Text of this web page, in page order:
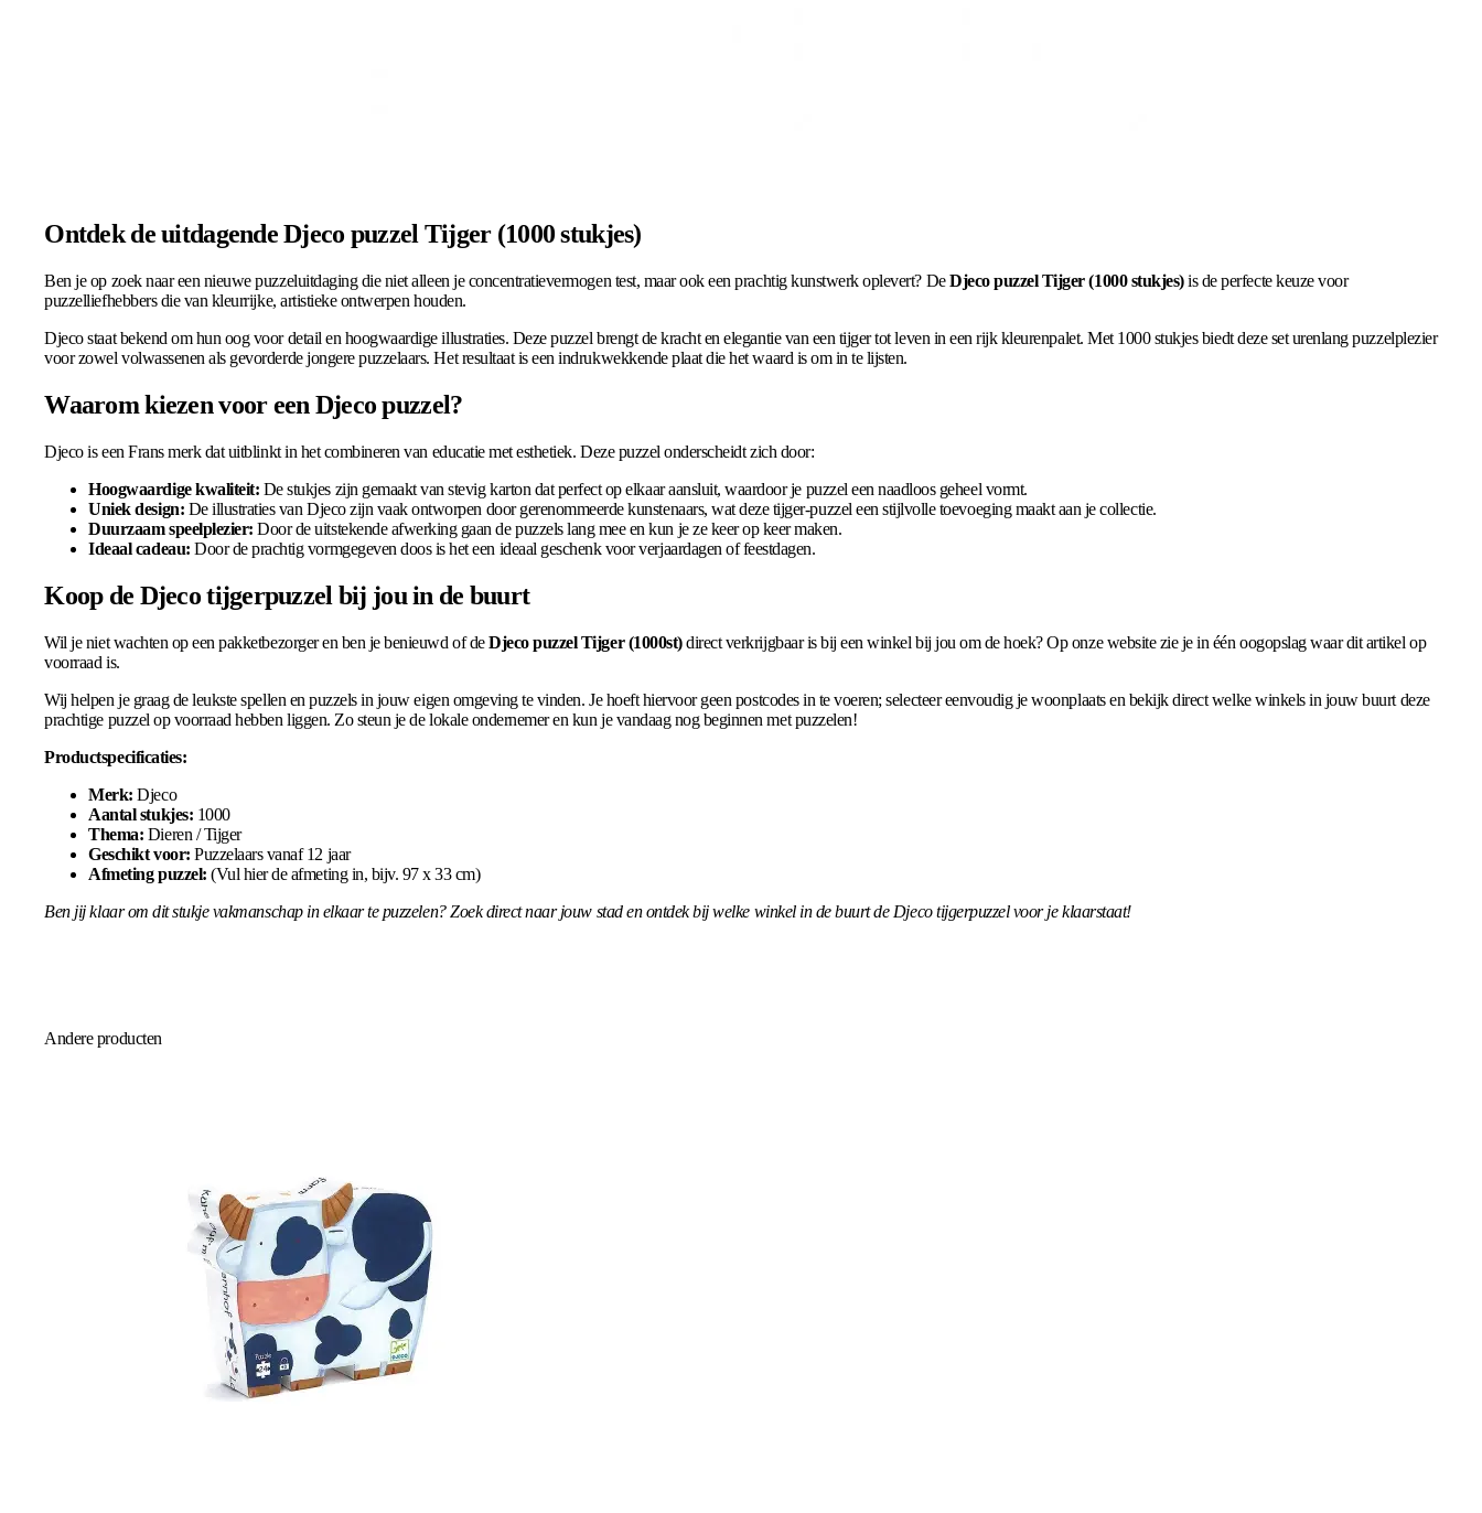
Ontdek de uitdagende Djeco puzzel Tijger (1000 stukjes)
Ben je op zoek naar een nieuwe puzzeluitdaging die niet alleen je concentratievermogen test, maar ook een prachtig kunstwerk oplevert? DeDjeco puzzel Tijger (1000 stukjes)is de perfecte keuze voor
puzzelliefhebbers die van kleurrijke, artistieke ontwerpen houden.
Djeco staat bekend om hun oog voor detail en hoogwaardige illustraties. Deze puzzel brengt de kracht en elegantie van een tijger tot leven in een rijk kleurenpalet. Met 1000 stukjes biedt deze set urenlang puzzelplezier
voor zowel volwassenen als gevorderde jongere puzzelaars. Het resultaat is een indrukwekkende plaat die het waard is om in te lijsten.
Waarom kiezen voor een Djeco puzzel?
Djeco is een Frans merk dat uitblinkt in het combineren van educatie met esthetiek. Deze puzzel onderscheidt zich door:
Hoogwaardige kwaliteit: De stukjes zijn gemaakt van stevig karton dat perfect op elkaar aansluit, waardoor je puzzel een naadloos geheel vormt.
Uniek design: De illustraties van Djeco zijn vaak ontworpen door gerenommeerde kunstenaars, wat deze tijger-puzzel een stijlvolle toevoeging maakt aan je collectie.
Duurzaam speelplezier: Door de uitstekende afwerking gaan de puzzels lang mee en kun je ze keer op keer maken.
Ideaal cadeau: Door de prachtig vormgegeven doos is het een ideaal geschenk voor verjaardagen of feestdagen.
Koop de Djeco tijgerpuzzel bij jou in de buurt
Wil je niet wachten op een pakketbezorger en ben je benieuwd of deDjeco puzzel Tijger (1000st)direct verkrijgbaar is bij een winkel bij jou om de hoek? Op onze website zie je in één oogopslag waar dit artikel op
voorraad is.
Wij helpen je graag de leukste spellen en puzzels in jouw eigen omgeving te vinden. Je hoeft hiervoor geen postcodes in te voeren; selecteer eenvoudig je woonplaats en bekijk direct welke winkels in jouw buurt deze
prachtige puzzel op voorraad hebben liggen. Zo steun je de lokale ondernemer en kun je vandaag nog beginnen met puzzelen!
Productspecificaties:
Merk: Djeco
Aantal stukjes: 1000
Thema: Dieren / Tijger
Geschikt voor: Puzzelaars vanaf 12 jaar
Afmeting puzzel: (Vul hier de afmeting in, bijv. 97 x 33 cm)
Ben jij klaar om dit stukje vakmanschap in elkaar te puzzelen? Zoek direct naar jouw stad en ontdek bij welke winkel in de buurt de Djeco tijgerpuzzel voor je klaarstaat!
Andere producten